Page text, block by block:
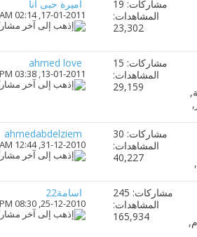
مشاركات: 19
المشاهدات:
23,302
اميرة حبى انا
17-01-2011,
02:14 AM
مشاركات: 15
المشاهدات:
29,159
ahmed love
13-01-2011,
03:38 PM
مشاركات: 30
المشاهدات:
40,227
ahmedabdelziem
31-12-2010,
12:44 AM
مشاركات: 245
المشاهدات:
165,934
اسامة22
25-12-2010,
08:30 PM